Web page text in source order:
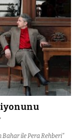
ile Pera Rehberi"